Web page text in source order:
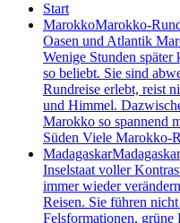
Start
MarokkoMarokko-
Oasen und Atlantik
Wenige Stunden
so beliebt. Sie sind
Rundreise erlebt, reist
und Himmel.
Marokko so spannend
Süden Viele Marokko-
Madagaskar
Inselstaat voller
immer wieder
Reisen. Sie führen
Felsformationen, grüne